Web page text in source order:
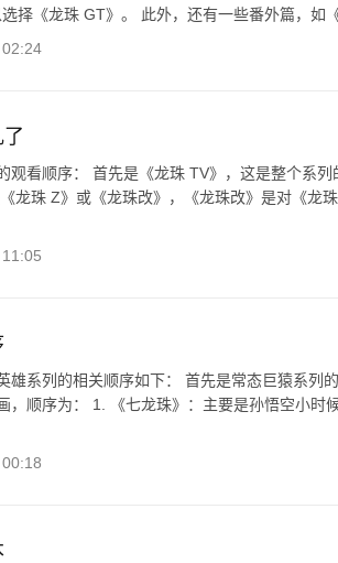
择《龙珠 GT》。 此外，还有一些番外篇，如
观看顺序： 首先是《龙珠 TV》，这是整个系
龙珠 Z》或《龙珠改》，《龙珠改》是对《龙
雄系列的相关顺序如下： 首先是常态巨猿系列
，顺序为： 1. 《七龙珠》：主要是孙悟空小时